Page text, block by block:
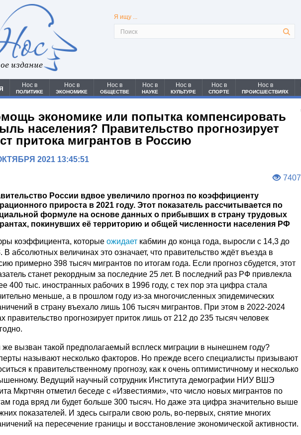
издание
Я ищу ...
Нос в
ПОЛИТИКЕ
Нос в
ЭКОНОМИКЕ
Нос в
ОБЩЕСТВЕ
Нос в
НАУКЕ
Нос в
КУЛЬТУРЕ
Нос в
СПОРТЕ
Нос в
ПРОИСШЕСТВИЯХ
экономике или попытка компенсировать
населения? Правительство прогнозирует
притока мигрантов в Россию
2021 13:45:51
7407
России вдвое увеличило прогноз по коэффициенту
прироста в 2021 году. Этот показатель рассчитывается по
формуле на основе данных о прибывших в страну трудовых
покинувших её территорию и общей численности населения РФ
коэффициента, которыеожидает кабмин до конца года, выросли с 14,3 до
В абсолютных величинах это означает, что правительство ждёт въезда в
примерно 398 тысяч мигрантов по итогам года. Если прогноз сбудется, этот
станет рекордным за последние 25 лет. В последний раз РФ привлекла
400 тыс. иностранных рабочих в 1996 году, с тех пор эта цифра стала
меньше, а в прошлом году из-за многочисленных эпидемических
в страну въехало лишь 106 тысяч мигрантов. При этом в 2022-2024
правительство прогнозирует приток лишь от 212 до 235 тысяч человек
вызван такой предполагаемый всплеск миграции в нынешнем году?
называют несколько факторов. Но прежде всего специалисты призывают
к правительственному прогнозу, как к очень оптимистичному и несколько
Ведущий научный сотрудник Института демографии НИУ ВШЭ
Мкртчян отметил беседе с «Известиями», что число новых мигрантов по
года вряд ли будет больше 300 тысяч. Но даже эта цифра значительно выше
показателей. И здесь сыграли свою роль, во-первых, снятие многих
на пересечение границы и восстановление экономической активности.